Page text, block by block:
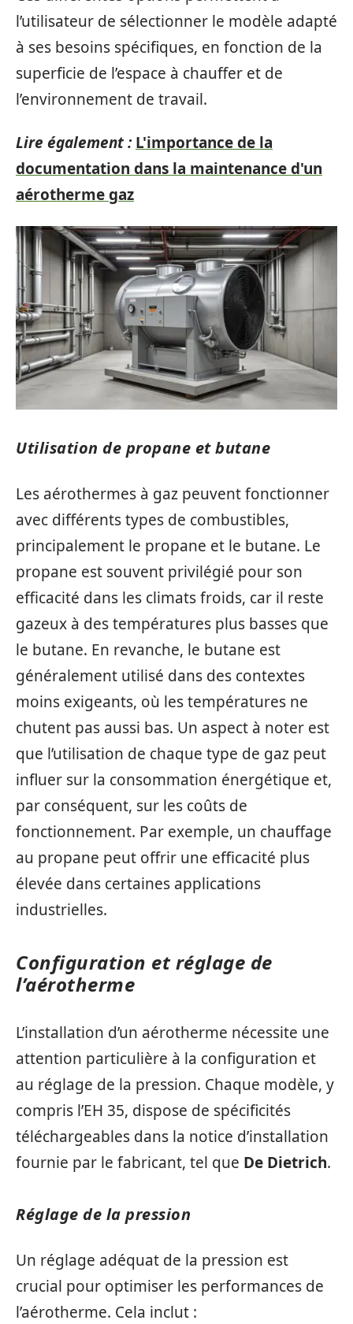
l’utilisateur de sélectionner le modèle adapté
à ses besoins spécifiques, en fonction de la
superficie de l’espace à chauffer et de
l’environnement de travail.
Lire également : L'importance de la
documentation dans la maintenance d'un
aérotherme gaz
Utilisation de propane et butane
Les aérothermes à gaz peuvent fonctionner
avec différents types de combustibles,
principalement le propane et le butane. Le
propane est souvent privilégié pour son
efficacité dans les climats froids, car il reste
gazeux à des températures plus basses que
le butane. En revanche, le butane est
généralement utilisé dans des contextes
moins exigeants, où les températures ne
chutent pas aussi bas. Un aspect à noter est
que l’utilisation de chaque type de gaz peut
influer sur la consommation énergétique et,
par conséquent, sur les coûts de
fonctionnement. Par exemple, un chauffage
au propane peut offrir une efficacité plus
élevée dans certaines applications
industrielles.
Configuration et réglage de
l’aérotherme
L’installation d’un aérotherme nécessite une
attention particulière à la configuration et
au réglage de la pression. Chaque modèle, y
compris l’EH 35, dispose de spécificités
téléchargeables dans la notice d’installation
fournie par le fabricant, tel que De Dietrich.
Réglage de la pression
Un réglage adéquat de la pression est
crucial pour optimiser les performances de
l’aérotherme. Cela inclut :